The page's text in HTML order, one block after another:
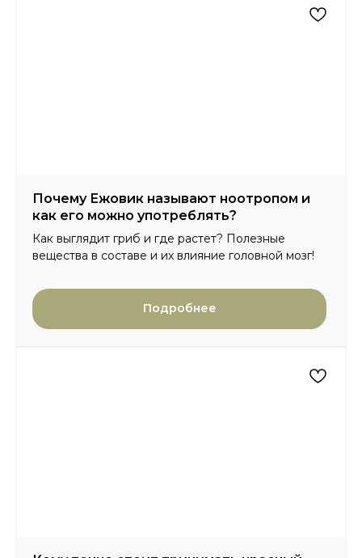
Почему Ежовик называют ноотропом и
как его можно употреблять?
Как выглядит гриб и где растет? Полезные
вещества в составе и их влияние головной мозг!
Подробнее